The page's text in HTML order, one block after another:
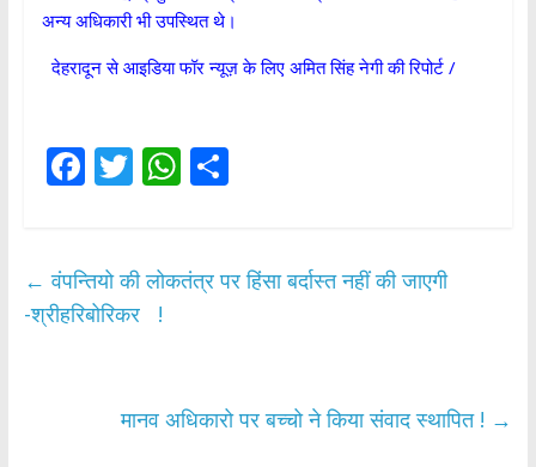
अन्य अधिकारी भी उपस्थित थे।
देहरादून से आइडिया फॉर न्यूज़ के लिए अमित सिंह नेगी की रिपोर्ट /
F
b
o
T
er
W
s
p
S
e
← वंपन्तियो की लोकतंत्र पर हिंसा बर्दास्त नहीं की जाएगी
-श्रीहरिबोरिकर !
मानव अधिकारो पर बच्चो ने किया संवाद स्थापित ! →